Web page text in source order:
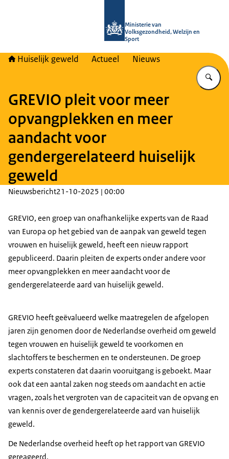
Ministerie van
Volksgezondheid, Welzijn en
Sport
Huiselijk geweld Actueel Nieuws
GREVIO pleit voor meer
opvangplekken en meer
aandacht voor
gendergerelateerd huiselijk
geweld
Nieuwsbericht21-10-2025 | 00:00
GREVIO, een groep van onafhankelijke experts van de Raad
van Europa op het gebied van de aanpak van geweld tegen
vrouwen en huiselijk geweld, heeft een nieuw rapport
gepubliceerd. Daarin pleiten de experts onder andere voor
meer opvangplekken en meer aandacht voor de
gendergerelateerde aard van huiselijk geweld.
GREVIO heeft geëvalueerd welke maatregelen de afgelopen
jaren zijn genomen door de Nederlandse overheid om geweld
tegen vrouwen en huiselijk geweld te voorkomen en
slachtoffers te beschermen en te ondersteunen. De groep
experts constateren dat daarin vooruitgang is geboekt. Maar
ook dat een aantal zaken nog steeds om aandacht en actie
vragen, zoals het vergroten van de capaciteit van de opvang en
van kennis over de gendergerelateerde aard van huiselijk
geweld.
De Nederlandse overheid heeft op het rapport van GREVIO
gereageerd.